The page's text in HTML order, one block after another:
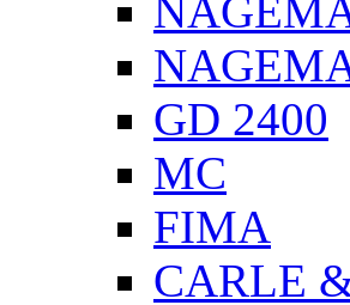
GD 2400
MC
FIMA
CARLE